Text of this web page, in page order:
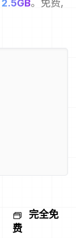
2.5GB。免费,
完全免
费